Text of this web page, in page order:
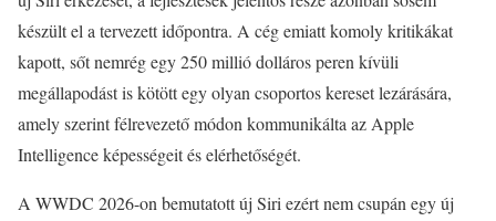
készült el a tervezett időpontra. A cég emiatt komoly kritikákat
kapott, sőt nemrég egy 250 millió dolláros peren kívüli
megállapodást is kötött egy olyan csoportos kereset lezárására,
amely szerint félrevezető módon kommunikálta az Apple
Intelligence képességeit és elérhetőségét.
A WWDC 2026-on bemutatott új Siri ezért nem csupán egy új